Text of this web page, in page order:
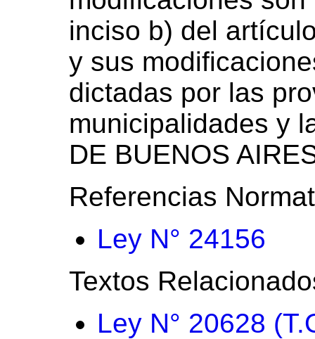
inciso b) del
y sus
dictadas por las
municipalidades y
DE BUENOS
Referencias
Ley N° 24156
Textos
Ley N° 20628